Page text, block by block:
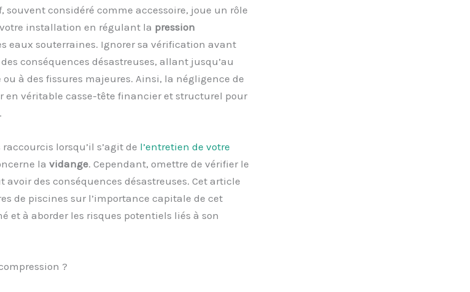
souvent considéré comme accessoire, joue un rôle
installation en régulant la pression
eaux souterraines. Ignorer sa vérification avant
conséquences désastreuses, allant jusqu’au
à des fissures majeures. Ainsi, la négligence de
en véritable casse-tête financier et structurel pour
lorsqu’il s’agit de l’entretien de votre
la vidange. Cependant, omettre de vérifier le
avoir des conséquences désastreuses. Cet article
de piscines sur l’importance capitale de cet
et à aborder les risques potentiels liés à son
?